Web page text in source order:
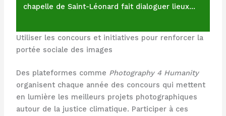
chapelle de Saint-Léonard fait dialoguer lieux…
Utiliser les concours et initiatives pour renforcer la
portée sociale des images
Des plateformes comme Photography 4 Humanity
organisent chaque année des concours qui mettent
en lumière les meilleurs projets photographiques
autour de la justice climatique. Participer à ces